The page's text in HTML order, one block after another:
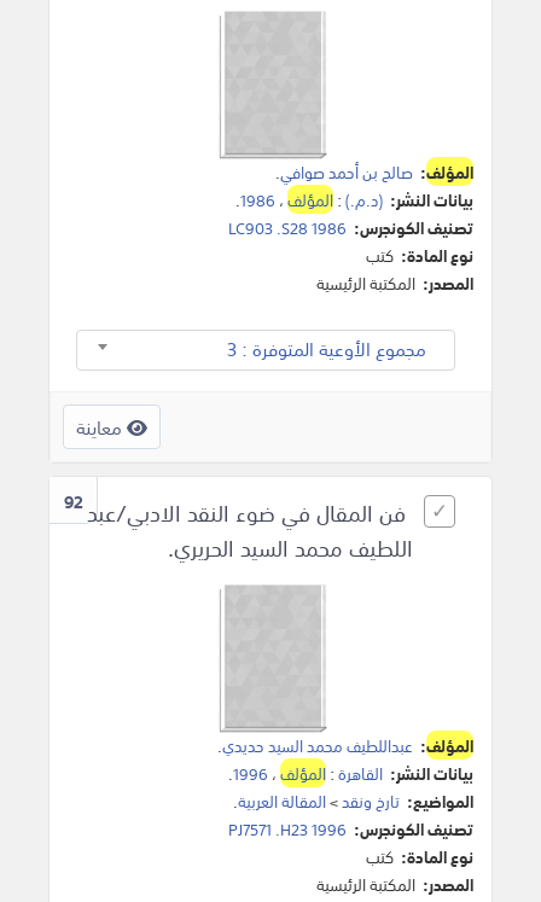
المؤلف: صالح بن أحمد صوافي.
بيانات النشر: (د.م.):المؤلف، 1986
.
تصنيف الكونجرس: LC903 .S28 1986
نوع المادة: كتب
المصدر: المكتبة الرئيسية
مجموع الأوعية المتوفرة : 3
معاينة
92فن المقال في ضوء النقد الادبي/عبد
اللطيف محمد السيد الحريري.
المؤلف: عبداللطيف محمد السيد حديدي.
بيانات النشر: القاهرة:المؤلف، 1996
.
المواضيع: تارخ ونقد>المقالة العربية.
تصنيف الكونجرس: PJ7571 .H23 1996
نوع المادة: كتب
المصدر: المكتبة الرئيسية